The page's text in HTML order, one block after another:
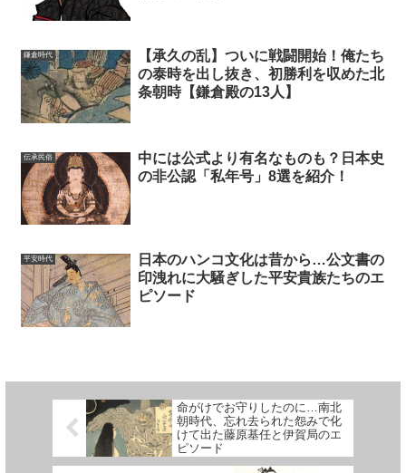
鎌倉時代
【承久の乱】ついに戦闘開始！俺たち
の泰時を出し抜き、初勝利を収めた北
条朝時【鎌倉殿の13人】
伝承民俗
中には公式より有名なものも？日本史
の非公認「私年号」8選を紹介！
平安時代
日本のハンコ文化は昔から…公文書の
印洩れに大騒ぎした平安貴族たちのエ
ピソード
命がけでお守りしたのに…南北
朝時代、忘れ去られた怨みで化
けて出た藤原基任と伊賀局のエ
ピソード